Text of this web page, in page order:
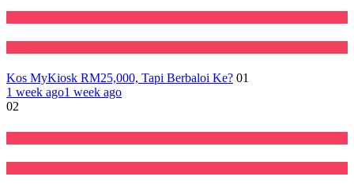
Kos MyKiosk RM25,000, Tapi Berbaloi Ke? 01
1 week ago1 week ago
02